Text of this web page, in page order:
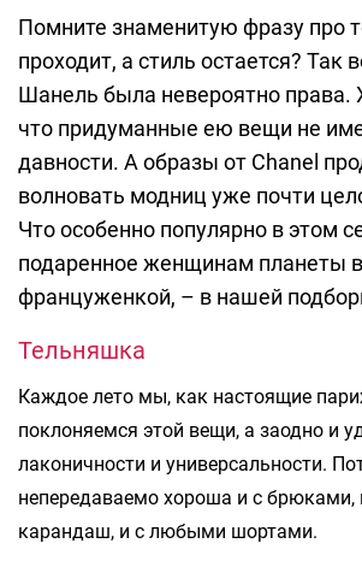
Помните знаменитую фразу про
проходит, а стиль остается? Так
Шанель была невероятно права.
что придуманные ею вещи не
давности. А образы от Chanel
волновать модниц уже почти
Что особенно популярно в этом
подаренное женщинам планеты
француженкой, – в нашей
Тельняшка
Каждое лето мы, как настоящие
поклоняемся этой вещи, а заодно и
лаконичности и универсальности.
непередаваемо хороша и с брюками,
карандаш, и с любыми шортами.